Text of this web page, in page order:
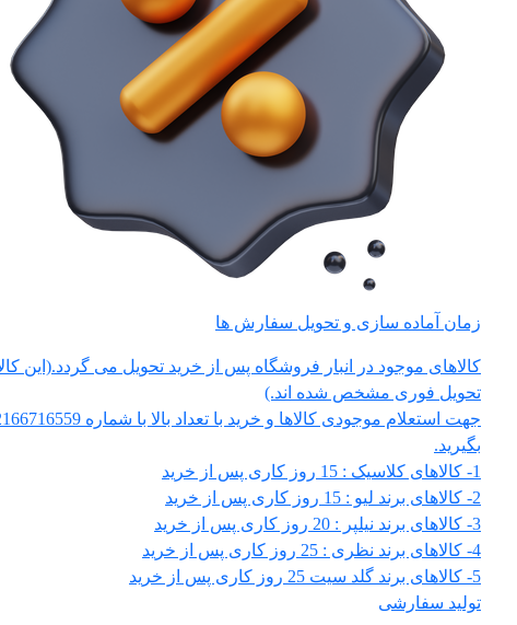
زمان آماده سازی و تحویل سفارش ها
کالاهای موجود در انبار فروشگاه پس از خرید تحویل می گردد.(این
تحویل فوری مشخص شده اند.)
بگیرید.
1- کالاهای کلاسیک : 15 روز کاری پس از خرید
2- کالاهای برند لیو : 15 روز کاری پس از خرید
3- کالاهای برند نیلپر : 20 روز کاری پس از خرید
4- کالاهای برند نظری : 25 روز کاری پس از خرید
5- کالاهای برند گلد سیت 25 روز کاری پس از خرید
تولید سفارشی